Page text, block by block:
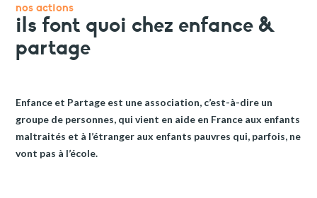
nos actions
ils font quoi chez enfance &
partage
Enfance et Partage est une association, c’est-à-dire un
groupe de personnes, qui vient en aide en France aux enfants
maltraités et à l’étranger aux enfants pauvres qui, parfois, ne
vont pas à l’école.